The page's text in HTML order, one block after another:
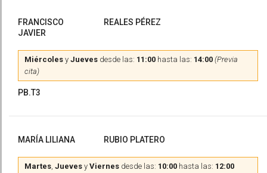
FRANCISCO
JAVIER
REALES PÉREZ
Miércoles y Jueves desde las: 11:00 hasta las: 14:00 (Previa
cita)
PB.T3
MARÍA LILIANA RUBIO PLATERO
Martes, Jueves y Viernes desde las: 10:00 hasta las: 12:00